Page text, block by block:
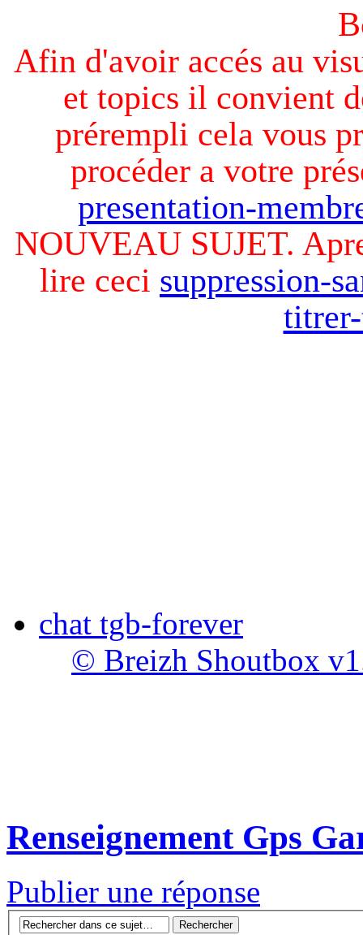
Afin d'avoir accés au
et topics il convient
prérempli cela vous
procéder a votre
presentation-
NOUVEAU SUJET.
lire ceci suppression-
chat tgb-forever
© Breizh Shoutbox
Renseignement Gps
Publier une réponse